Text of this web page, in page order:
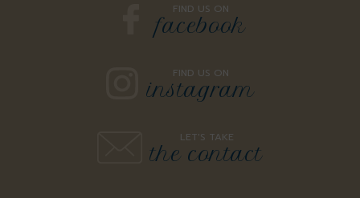
FIND US ON
facebook
FIND US ON
instagram
LET'S TAKE
the contact